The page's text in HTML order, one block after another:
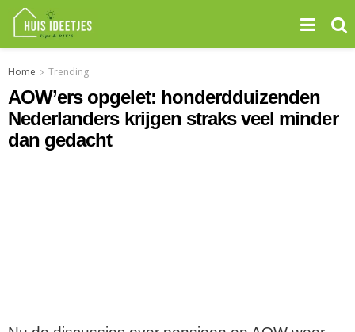
Home Trending
AOW’ers opgelet: honderdduizenden
Nederlanders krijgen straks veel minder
dan gedacht